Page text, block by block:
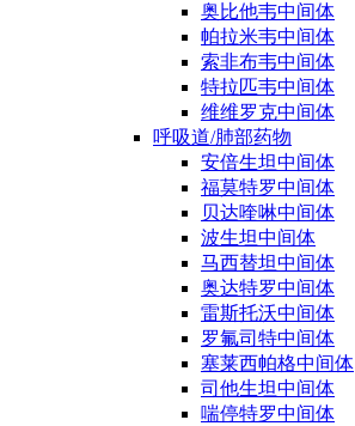
奥比他韦中间体
帕拉米韦中间体
索非布韦中间体
特拉匹韦中间体
维维罗克中间体
呼吸道/肺部药物
安倍生坦中间体
福莫特罗中间体
贝达喹啉中间体
波生坦中间体
马西替坦中间体
奥达特罗中间体
雷斯托沃中间体
罗氟司特中间体
塞莱西帕格中间体
司他生坦中间体
喘停特罗中间体